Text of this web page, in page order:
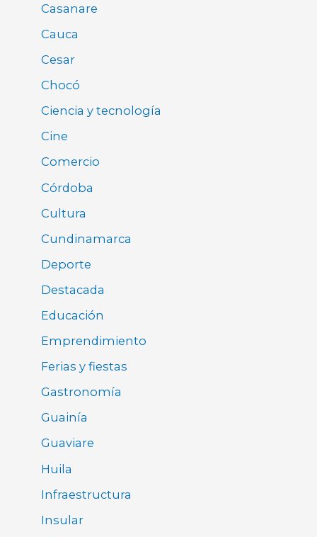
Casanare
Cauca
Cesar
Chocó
Ciencia y tecnología
Cine
Comercio
Córdoba
Cultura
Cundinamarca
Deporte
Destacada
Educación
Emprendimiento
Ferias y fiestas
Gastronomía
Guainía
Guaviare
Huila
Infraestructura
Insular